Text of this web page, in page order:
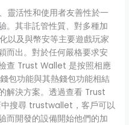
靈活性和使用者友善性於一
。其非託管性質、對多種加
以及與幣安等主要遊戲玩家
而出。對於任何嚴格要求安
查 Trust Wallet 是按照相應
包功能與其熱錢包功能相結
解決方案。透過查看 Trust
搜尋 trustwallet，客戶可以
而開發的設備開始他們的加